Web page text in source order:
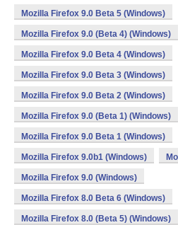
Mozilla Firefox 9.0 Beta 5 (Windows)
Mozilla Firefox 9.0 (Beta 4) (Windows)
Mozilla Firefox 9.0 Beta 4 (Windows)
Mozilla Firefox 9.0 Beta 3 (Windows)
Mozilla Firefox 9.0 Beta 2 (Windows)
Mozilla Firefox 9.0 (Beta 1) (Windows)
Mozilla Firefox 9.0 Beta 1 (Windows)
Mozilla Firefox 9.0b1 (Windows)
Mozilla Firefox 9.0 (Windows)
Mozilla Firefox 8.0 Beta 6 (Windows)
Mozilla Firefox 8.0 (Beta 5) (Windows)